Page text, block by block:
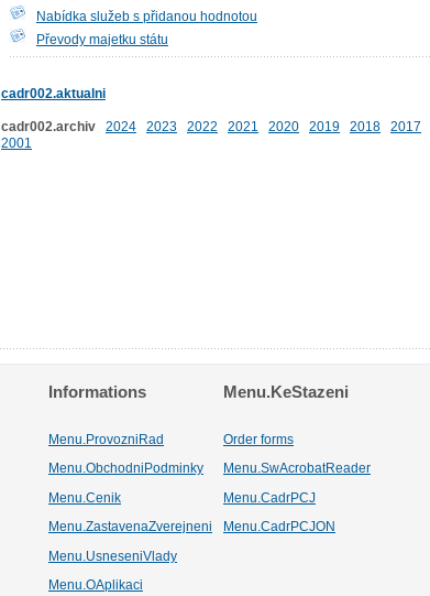
Nabídka služeb s přidanou hodnotou
Převody majetku státu
cadr002.aktualni
cadr002.archiv 2024 2023 2022 2021 2020 2019 2018 2017
2001
Informations Menu.KeStazeni
Menu.ProvozniRad Order forms
Menu.ObchodniPodminky
Menu.SwAcrobatReader
Menu.Cenik Menu.CadrPCJ
Menu.ZastavenaZverejneni
Menu.CadrPCJON
Menu.UsneseniVlady
Menu.OAplikaci